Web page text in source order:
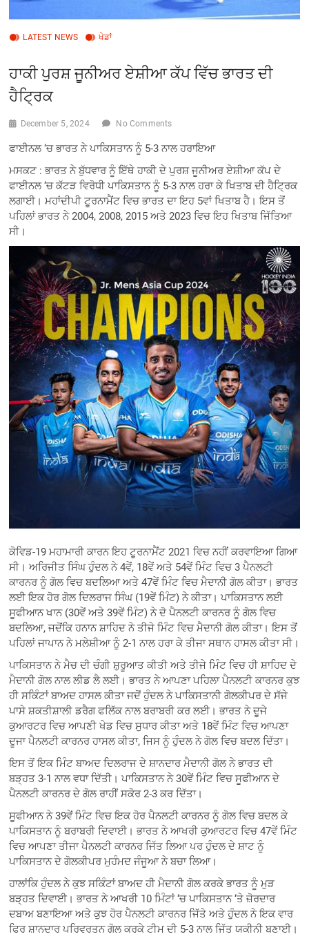
LATEST NEWS ਖੇਡਾਂ
ਹਾਕੀ ਪੁਰਸ਼ ਜੂਨੀਅਰ ਏਸ਼ੀਆ ਕੱਪ ਵਿੱਚ ਭਾਰਤ ਦੀ
ਹੈਟ੍ਰਿਕ
December 5, 2024 No Comments
ਫਾਈਨਲ ‘ਚ ਭਾਰਤ ਨੇ ਪਾਕਿਸਤਾਨ ਨੂੰ 5-3 ਨਾਲ ਹਰਾਇਆ
ਮਸਕਟ : ਭਾਰਤ ਨੇ ਬੁੱਧਵਾਰ ਨੂੰ ਇੱਥੇ ਹਾਕੀ ਦੇ ਪੁਰਸ਼ ਜੂਨੀਅਰ ਏਸ਼ੀਆ ਕੱਪ ਦੇ
ਫਾਈਨਲ ‘ਚ ਕੱਟੜ ਵਿਰੋਧੀ ਪਾਕਿਸਤਾਨ ਨੂੰ 5-3 ਨਾਲ ਹਰਾ ਕੇ ਖਿਤਾਬ ਦੀ ਹੈਟ੍ਰਿਕ
ਲਗਾਈ। ਮਹਾਂਦੀਪੀ ਟੂਰਨਾਮੈਂਟ ਵਿਚ ਭਾਰਤ ਦਾ ਇਹ 5ਵਾਂ ਖਿਤਾਬ ਹੈ। ਇਸ ਤੋਂ
ਪਹਿਲਾਂ ਭਾਰਤ ਨੇ 2004, 2008, 2015 ਅਤੇ 2023 ਵਿਚ ਇਹ ਖਿਤਾਬ ਜਿੱਤਿਆ
ਸੀ।
ਕੋਵਿਡ-19 ਮਹਾਮਾਰੀ ਕਾਰਨ ਇਹ ਟੂਰਨਾਮੈਂਟ 2021 ਵਿਚ ਨਹੀਂ ਕਰਵਾਇਆ ਗਿਆ
ਸੀ। ਅਰਿਜੀਤ ਸਿੰਘ ਹੁੰਦਲ ਨੇ 4ਵੇਂ, 18ਵੇਂ ਅਤੇ 54ਵੇਂ ਮਿੰਟ ਵਿਚ 3 ਪੈਨਲਟੀ
ਕਾਰਨਰ ਨੂੰ ਗੋਲ ਵਿਚ ਬਦਲਿਆ ਅਤੇ 47ਵੇਂ ਮਿੰਟ ਵਿਚ ਮੈਦਾਨੀ ਗੋਲ ਕੀਤਾ। ਭਾਰਤ
ਲਈ ਇਕ ਹੋਰ ਗੋਲ ਦਿਲਰਾਜ ਸਿੰਘ (19ਵੇਂ ਮਿੰਟ) ਨੇ ਕੀਤਾ। ਪਾਕਿਸਤਾਨ ਲਈ
ਸੂਫੀਆਨ ਖਾਨ (30ਵੇਂ ਅਤੇ 39ਵੇਂ ਮਿੰਟ) ਨੇ ਦੋ ਪੈਨਲਟੀ ਕਾਰਨਰ ਨੂੰ ਗੋਲ ਵਿਚ
ਬਦਲਿਆ, ਜਦੋਂਕਿ ਹਨਾਨ ਸ਼ਾਹਿਦ ਨੇ ਤੀਜੇ ਮਿੰਟ ਵਿਚ ਮੈਦਾਨੀ ਗੋਲ ਕੀਤਾ। ਇਸ ਤੋਂ
ਪਹਿਲਾਂ ਜਾਪਾਨ ਨੇ ਮਲੇਸ਼ੀਆ ਨੂੰ 2-1 ਨਾਲ ਹਰਾ ਕੇ ਤੀਜਾ ਸਥਾਨ ਹਾਸਲ ਕੀਤਾ ਸੀ।
ਪਾਕਿਸਤਾਨ ਨੇ ਮੈਚ ਦੀ ਚੰਗੀ ਸ਼ੁਰੂਆਤ ਕੀਤੀ ਅਤੇ ਤੀਜੇ ਮਿੰਟ ਵਿਚ ਹੀ ਸ਼ਾਹਿਦ ਦੇ
ਮੈਦਾਨੀ ਗੋਲ ਨਾਲ ਲੀਡ ਲੈ ਲਈ। ਭਾਰਤ ਨੇ ਆਪਣਾ ਪਹਿਲਾ ਪੈਨਲਟੀ ਕਾਰਨਰ ਕੁਝ
ਹੀ ਸਕਿੰਟਾਂ ਬਾਅਦ ਹਾਸਲ ਕੀਤਾ ਜਦੋਂ ਹੁੰਦਲ ਨੇ ਪਾਕਿਸਤਾਨੀ ਗੋਲਕੀਪਰ ਦੇ ਸੱਜੇ
ਪਾਸੇ ਸ਼ਕਤੀਸ਼ਾਲੀ ਡਰੈਗ ਫਲਿੱਕ ਨਾਲ ਬਰਾਬਰੀ ਕਰ ਲਈ। ਭਾਰਤ ਨੇ ਦੂਜੇ
ਕੁਆਰਟਰ ਵਿਚ ਆਪਣੀ ਖੇਡ ਵਿਚ ਸੁਧਾਰ ਕੀਤਾ ਅਤੇ 18ਵੇਂ ਮਿੰਟ ਵਿਚ ਆਪਣਾ
ਦੂਜਾ ਪੈਨਲਟੀ ਕਾਰਨਰ ਹਾਸਲ ਕੀਤਾ, ਜਿਸ ਨੂੰ ਹੁੰਦਲ ਨੇ ਗੋਲ ਵਿਚ ਬਦਲ ਦਿੱਤਾ।
ਇਸ ਤੋਂ ਇਕ ਮਿੰਟ ਬਾਅਦ ਦਿਲਰਾਜ ਦੇ ਸ਼ਾਨਦਾਰ ਮੈਦਾਨੀ ਗੋਲ ਨੇ ਭਾਰਤ ਦੀ
ਬੜ੍ਹਤ 3-1 ਨਾਲ ਵਧਾ ਦਿੱਤੀ। ਪਾਕਿਸਤਾਨ ਨੇ 30ਵੇਂ ਮਿੰਟ ਵਿਚ ਸੂਫੀਆਨ ਦੇ
ਪੈਨਲਟੀ ਕਾਰਨਰ ਦੇ ਗੋਲ ਰਾਹੀਂ ਸਕੋਰ 2-3 ਕਰ ਦਿੱਤਾ।
ਸੂਫੀਆਨ ਨੇ 39ਵੇਂ ਮਿੰਟ ਵਿਚ ਇਕ ਹੋਰ ਪੈਨਲਟੀ ਕਾਰਨਰ ਨੂੰ ਗੋਲ ਵਿਚ ਬਦਲ ਕੇ
ਪਾਕਿਸਤਾਨ ਨੂੰ ਬਰਾਬਰੀ ਦਿਵਾਈ। ਭਾਰਤ ਨੇ ਆਖਰੀ ਕੁਆਰਟਰ ਵਿਚ 47ਵੇਂ ਮਿੰਟ
ਵਿਚ ਆਪਣਾ ਤੀਜਾ ਪੈਨਲਟੀ ਕਾਰਨਰ ਜਿੱਤ ਲਿਆ ਪਰ ਹੁੰਦਲ ਦੇ ਸ਼ਾਟ ਨੂੰ
ਪਾਕਿਸਤਾਨ ਦੇ ਗੋਲਕੀਪਰ ਮੁਹੰਮਦ ਜੰਜੂਆ ਨੇ ਬਚਾ ਲਿਆ।
ਹਾਲਾਂਕਿ ਹੁੰਦਲ ਨੇ ਕੁਝ ਸਕਿੰਟਾਂ ਬਾਅਦ ਹੀ ਮੈਦਾਨੀ ਗੋਲ ਕਰਕੇ ਭਾਰਤ ਨੂੰ ਮੁੜ
ਬੜ੍ਹਤ ਦਿਵਾਈ। ਭਾਰਤ ਨੇ ਆਖਰੀ 10 ਮਿੰਟਾਂ ‘ਚ ਪਾਕਿਸਤਾਨ ‘ਤੇ ਜ਼ੋਰਦਾਰ
ਦਬਾਅ ਬਣਾਇਆ ਅਤੇ ਕੁਝ ਹੋਰ ਪੈਨਲਟੀ ਕਾਰਨਰ ਜਿੱਤੇ ਅਤੇ ਹੁੰਦਲ ਨੇ ਇਕ ਵਾਰ
ਫਿਰ ਸ਼ਾਨਦਾਰ ਪਰਿਵਰਤਨ ਗੋਲ ਕਰਕੇ ਟੀਮ ਦੀ 5-3 ਨਾਲ ਜਿੱਤ ਯਕੀਨੀ ਬਣਾਈ।